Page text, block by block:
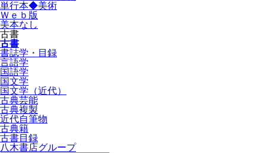
単行本◆美術
Ｗｅｂ版
美本なし
古書
古書
書誌学・目録
言語学
国語学
国文学
国文学（近代）
古典芸能
古典複製
近代自筆物
古典籍
古書目録
八木書店グループ